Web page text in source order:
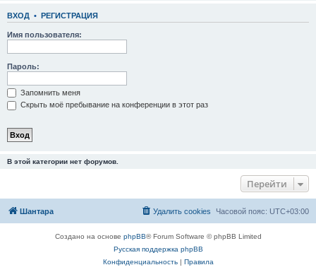
ВХОД • РЕГИСТРАЦИЯ
Имя пользователя:
Пароль:
Запомнить меня
Скрыть моё пребывание на конференции в этот раз
В этой категории нет форумов.
Перейти
Шантара Часовой пояс: UTC+03:00
Удалить cookies
Создано на основе phpBB® Forum Software © phpBB Limited
Русская поддержка phpBB
Конфиденциальность| Правила